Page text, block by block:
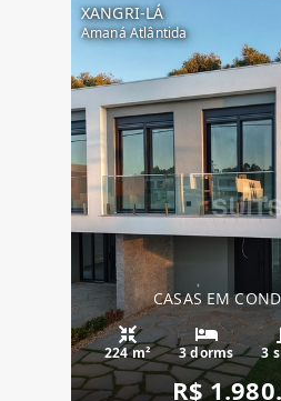
XANGRI-LÁ
Amaná Atlântida
CASAS EM
224 m² 3 dorms 3
R$